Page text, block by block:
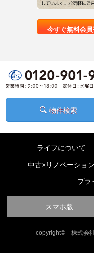
今すぐ無料会
物件検索
ライフについて
中古×リノベーション
プラ
スマホ版
copyright© 株式会